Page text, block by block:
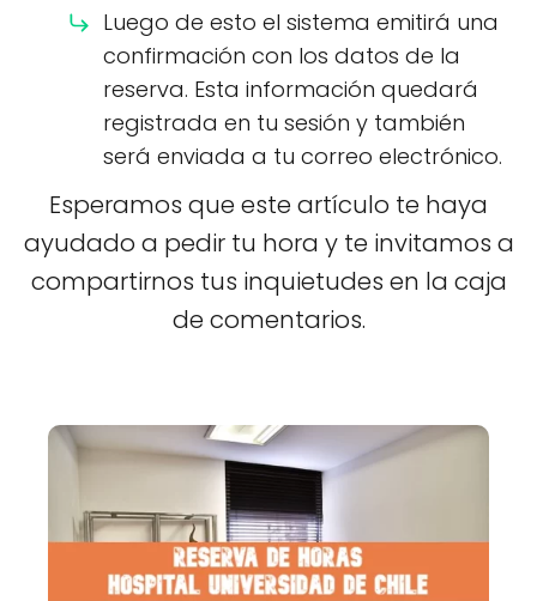
Luego de esto el sistema emitirá una
confirmación con los datos de la
reserva. Esta información quedará
registrada en tu sesión y también
será enviada a tu correo electrónico.
Esperamos que este artículo te haya
ayudado a pedir tu hora y te invitamos a
compartirnos tus inquietudes en la caja
de comentarios.